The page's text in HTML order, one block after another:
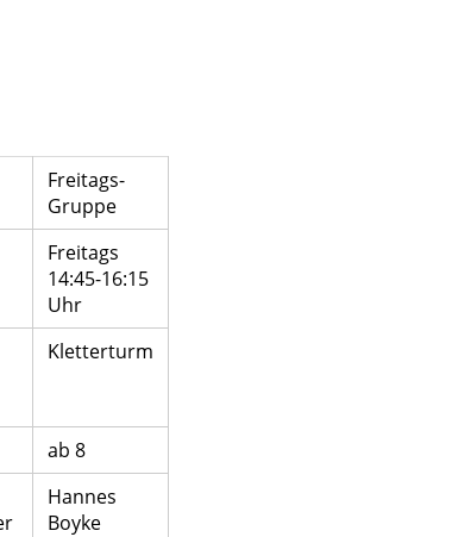
Freitags-
Gruppe
Freitags
14:45-16:15
Uhr
Kletterturm
ab 8
Hannes
Boyke